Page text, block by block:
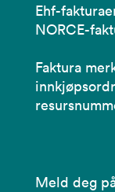
Ehf-
NORCE-
Faktura
Meld deg